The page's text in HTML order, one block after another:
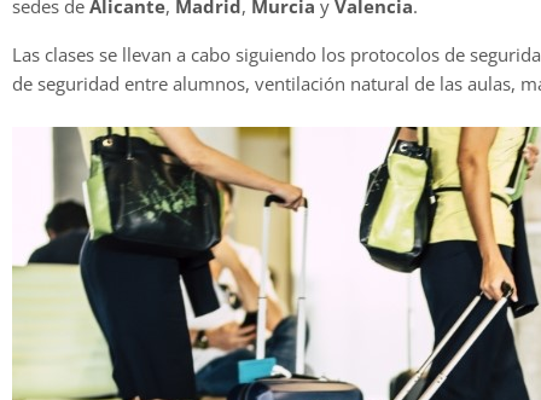
sedes de Alicante, Madrid , Murcia y Valencia.
Las clases se llevan a cabo siguiendo los protocolos de
de seguridad entre alumnos, ventilación natural de las aulas,